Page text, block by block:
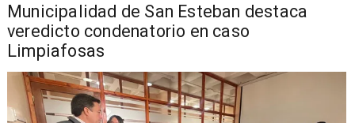
Municipalidad de San Esteban destaca
veredicto condenatorio en caso
Limpiafosas